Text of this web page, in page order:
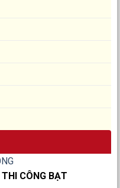
CÔNG BẠT